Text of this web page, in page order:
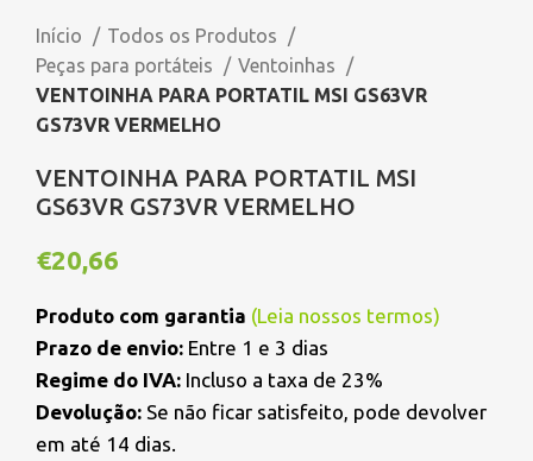
Início
Todos os Produtos
Peças para portáteis
Ventoinhas
VENTOINHA PARA PORTATIL MSI GS63VR
GS73VR VERMELHO
VENTOINHA PARA PORTATIL MSI
GS63VR GS73VR VERMELHO
€20,66
Produto com garantia (Leia nossos termos)
Prazo de envio: Entre 1 e 3 dias
Regime do IVA: Incluso a taxa de 23%
Devolução: Se não ficar satisfeito, pode devolver
em até 14 dias.